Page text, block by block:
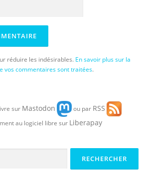
réduire les indésirables. En savoir plus sur la
vos commentaires sont traitées.
sur Mastodon ou par RSS
au logiciel libre sur Liberapay